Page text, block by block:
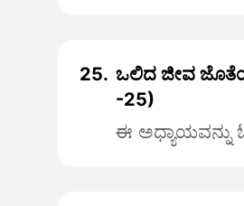
25. ಒಲಿದ ಜೀವ
-25)
ಈ